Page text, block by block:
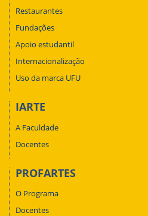
Restaurantes
Fundações
Apoio estudantil
Internacionalização
Uso da marca UFU
IARTE
A Faculdade
Docentes
PROFARTES
O Programa
Docentes